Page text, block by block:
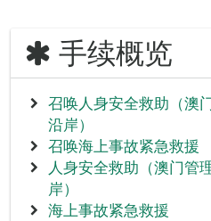
手续概览
召唤人身安全救助（澳
沿岸）
召唤海上事故紧急救援
人身安全救助（澳门管
岸）
海上事故紧急救援